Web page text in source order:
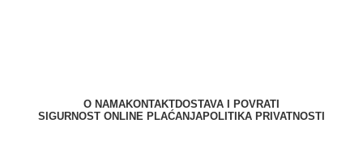
O NAMAKONTAKTDOSTAVA I POVRATI
SIGURNOST ONLINE PLAĆANJAPOLITIKA PRIVATNOSTI